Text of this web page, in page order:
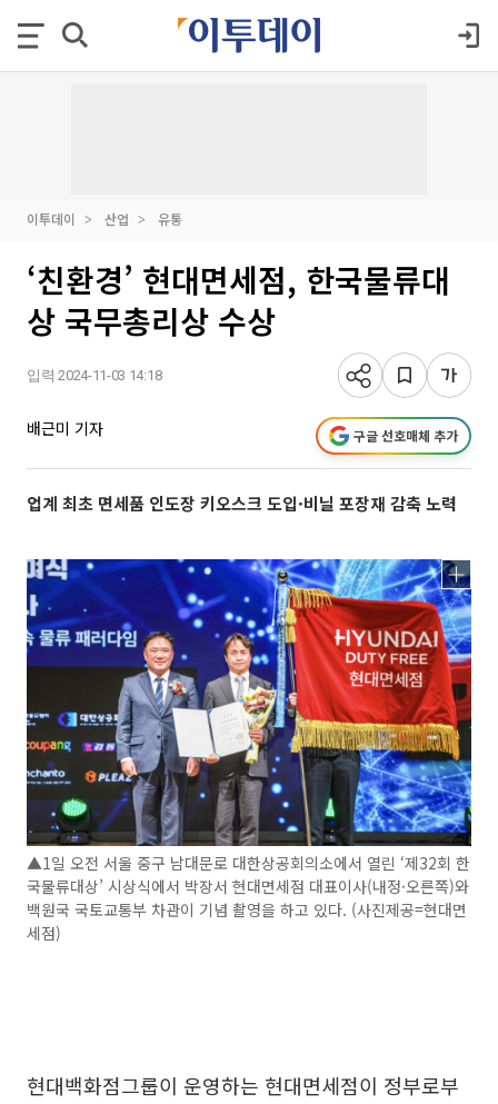
이투데이 산업 유통
‘친환경’ 현대면세점, 한국물류대
상 국무총리상 수상
입력 2024-11-03 14:18
배근미 기자 구글 선호매체 추가
업계 최초 면세품 인도장 키오스크 도입·비닐 포장재 감축 노력
▲1일 오전 서울 중구 남대문로 대한상공회의소에서 열린 ‘제32회 한
국물류대상’ 시상식에서 박장서 현대면세점 대표이사(내정·오른쪽)와
백원국 국토교통부 차관이 기념 촬영을 하고 있다. (사진제공=현대면
세점)
현대백화점그룹이 운영하는 현대면세점이 정부로부